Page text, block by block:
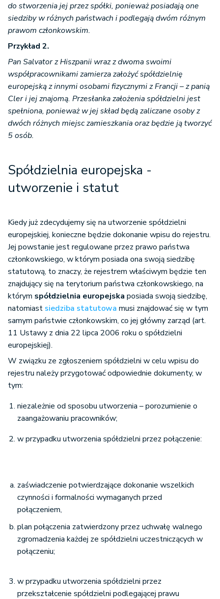
do stworzenia jej przez spółki, ponieważ posiadają one
siedziby w różnych państwach i podlegają dwóm różnym
prawom członkowskim.
Przykład 2.
Pan Salvator z Hiszpanii wraz z dwoma swoimi
współpracownikami zamierza założyć spółdzielnię
europejską z innymi osobami fizycznymi z Francji – z panią
Cler i jej znajomą. Przesłanka założenia spółdzielni jest
spełniona, ponieważ w jej skład będą zaliczane osoby z
dwóch różnych miejsc zamieszkania oraz będzie ją tworzyć
5 osób.
Spółdzielnia europejska -
utworzenie i statut
Kiedy już zdecydujemy się na utworzenie spółdzielni
europejskiej, konieczne będzie dokonanie wpisu do rejestru.
Jej powstanie jest regulowane przez prawo państwa
członkowskiego, w którym posiada ona swoją siedzibę
statutową, to znaczy, że rejestrem właściwym będzie ten
znajdujący się na terytorium państwa członkowskiego, na
którym spółdzielnia europejska posiada swoją siedzibę,
natomiast siedziba statutowa musi znajdować się w tym
samym państwie członkowskim, co jej główny zarząd (art.
11 Ustawy z dnia 22 lipca 2006 roku o spółdzielni
europejskiej).
W związku ze zgłoszeniem spółdzielni w celu wpisu do
rejestru należy przygotować odpowiednie dokumenty, w
tym:
niezależnie od sposobu utworzenia – porozumienie o
zaangażowaniu pracowników;
w przypadku utworzenia spółdzielni przez połączenie:
zaświadczenie potwierdzające dokonanie wszelkich
czynności i formalności wymaganych przed
połączeniem,
plan połączenia zatwierdzony przez uchwałę walnego
zgromadzenia każdej ze spółdzielni uczestniczących w
połączeniu;
w przypadku utworzenia spółdzielni przez
przekształcenie spółdzielni podlegającej prawu